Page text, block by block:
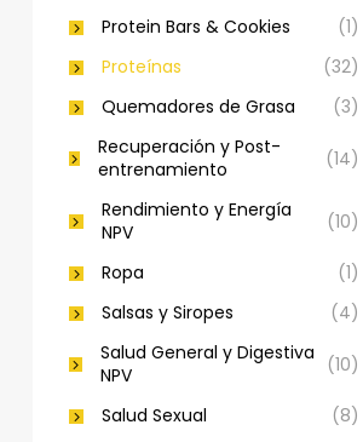
Protein Bars & Cookies
(1)
Proteínas
(32)
Quemadores de Grasa
(3)
Recuperación y Post-
entrenamiento
(14)
Rendimiento y Energía
NPV
(10)
Ropa
(1)
Salsas y Siropes
(4)
Salud General y Digestiva
NPV
(10)
Salud Sexual
(8)